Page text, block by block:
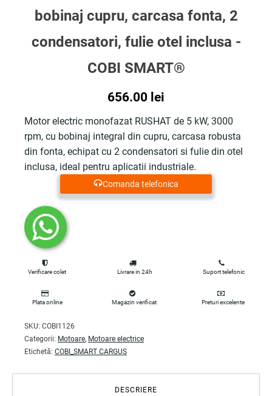
bobinaj cupru, carcasa fonta, 2
condensatori, fulie otel inclusa -
COBI SMART®
656.00 lei
Motor electric monofazat RUSHAT de 5 kW, 3000
rpm, cu bobinaj integral din cupru, carcasa robusta
din fonta, echipat cu 2 condensatori si fulie din otel
inclusa, ideal pentru aplicatii industriale.
Comanda telefonica
Verificare colet Livrare in 24h Suport telefonic
Plata online Magazin verificat Preturi excelente
SKU: COBI1126
Categorii: Motoare, Motoare electrice
Etichetă: COBI_SMART CARGUS
DESCRIERE